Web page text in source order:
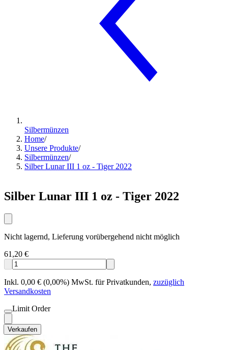
Silbermünzen
Home/
Unsere Produkte/
Silbermünzen/
Silber Lunar III 1 oz - Tiger 2022
Silber Lunar III 1 oz - Tiger 2022
Nicht lagernd, Lieferung vorübergehend nicht möglich
61,20 €
Inkl. 0,00 € (0,00%) MwSt. für Privatkunden, zuzüglich
Versandkosten
Limit Order
Verkaufen